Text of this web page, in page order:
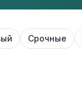
Срочные